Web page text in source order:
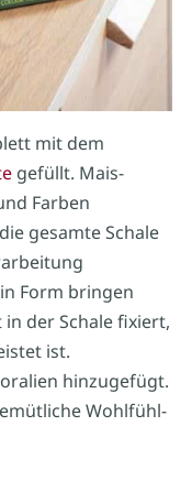
mit dem
gefüllt. Mais-
Farben
gesamte Schale
Form bringen
der Schale fixiert,
ist.
hinzugefügt.
Wohlfühl-